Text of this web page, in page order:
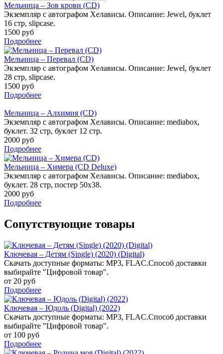
Мельница – Зов крови (CD)
Экземпляр с автографом Хелависы. Описание: Jewel, буклет
16 стр, slipcase.
1500 руб
Подробнее
Мельница – Перевал (CD)
Экземпляр с автографом Хелависы. Описание: Jewel, буклет
28 стр, slipcase.
1500 руб
Подробнее
Мельница – Алхимия (CD)
Экземпляр с автографом Хелависы. Описание: mediabox,
буклет. 32 стр, буклет 12 стр.
2000 руб
Подробнее
Мельница – Химера (CD Deluxe)
Экземпляр с автографом Хелависы. Описание: mediabox,
буклет. 28 стр, постер 50х38.
2000 руб
Подробнее
Сопутствующие товары
Ключевая – Детям (Single) (2020) (Digital)
Скачать доступные форматы: MP3, FLAC.Способ доставки
выбирайте "Цифровой товар".
от 20 руб
Подробнее
Ключевая – Юдоль (Digital) (2022)
Скачать доступные форматы: MP3, FLAC.Способ доставки
выбирайте "Цифровой товар".
от 100 руб
Подробнее